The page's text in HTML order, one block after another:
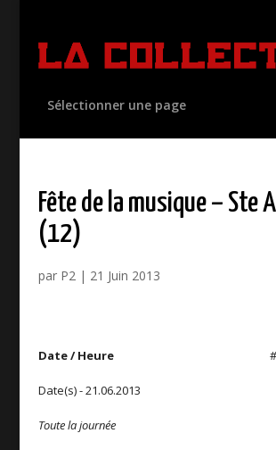
Sélectionner une page
Fête de la musique – Ste
(12)
par P2| 21 Juin 2013
Date / Heure
Date(s) - 21.06.2013
Toute la journée